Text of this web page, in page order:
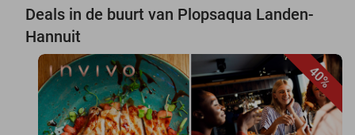
Deals in de buurt van Plopsaqua Landen-
Hannuit
40%